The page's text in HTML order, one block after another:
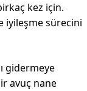
kez için.
iyileşme sürecini
gidermeye
avuç nane